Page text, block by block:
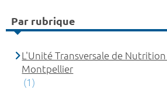
Par rubrique
L'Unité Transversale de
Montpellier
(1)